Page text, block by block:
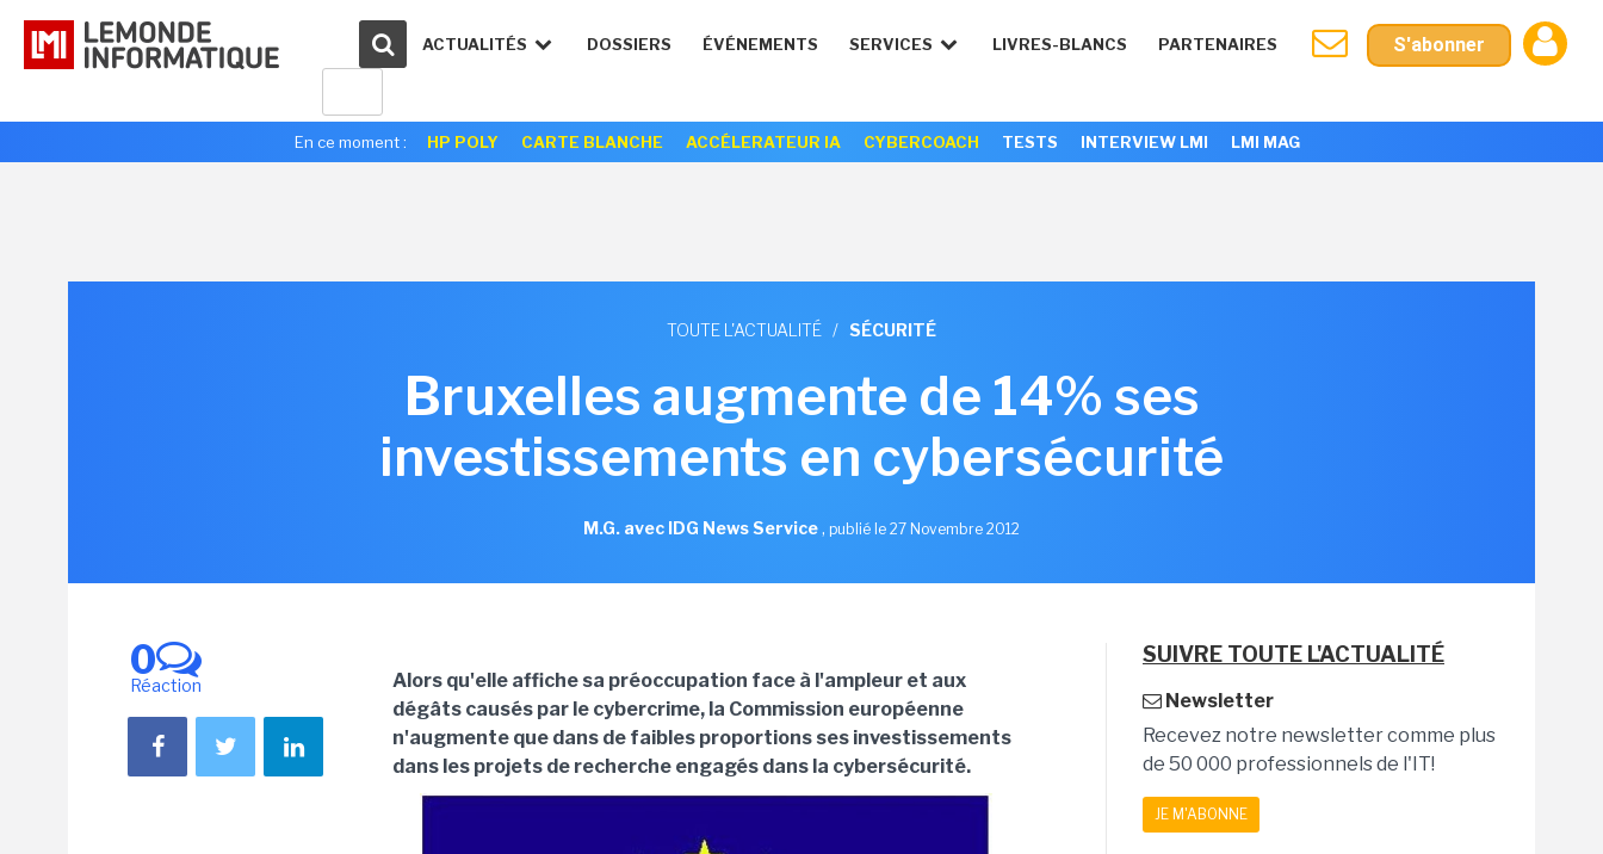
ACTUALITÉS DOSSIERS ÉVÉNEMENTS SERVICES LIVRES-BLANCS PARTENAIRES S'abonner
En ce moment : HP POLY CARTE BLANCHE ACCÉLERATEUR IA CYBERCOACH TESTS INTERVIEW LMI LMI MAG
TOUTE L'ACTUALITÉ / SÉCURITÉ
Bruxelles augmente de 14% ses
investissements en cybersécurité
M.G. avec IDG News Service, publié le 27 Novembre 2012
0
Réaction
Alors qu'elle affiche sa préoccupation face à l'ampleur et aux
dégâts causés par le cybercrime, la Commission européenne
n'augmente que dans de faibles proportions ses investissements
dans les projets de recherche engagés dans la cybersécurité.
SUIVRE TOUTE L'ACTUALITÉ
Newsletter
Recevez notre newsletter comme plus
de 50 000 professionnels de l'IT!
JE M'ABONNE